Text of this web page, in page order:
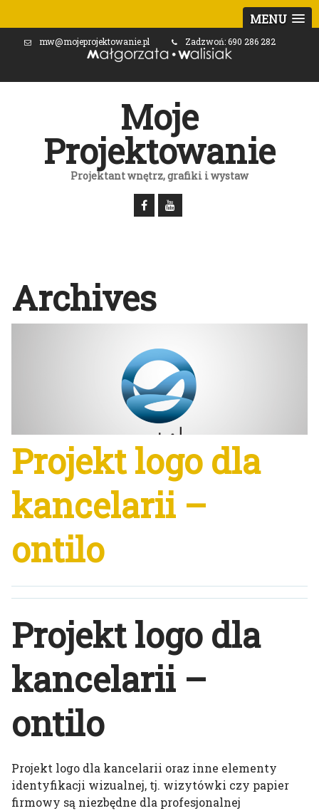
MENU
mw@mojeprojektowanie.pl Zadzwoń: 690 286 282
Moje
Projektowanie
Projektant wnętrz, grafiki i wystaw
Archives
Projekt logo dla
kancelarii –
ontilo
Projekt logo dla
kancelarii –
ontilo
Projekt logo dla kancelarii oraz inne elementy
identyfikacji wizualnej, tj. wizytówki czy papier
firmowy są niezbędne dla profesjonalnej